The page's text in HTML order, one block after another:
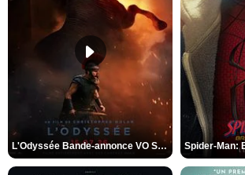
L'Odyssée Bande-annonce VO STFR